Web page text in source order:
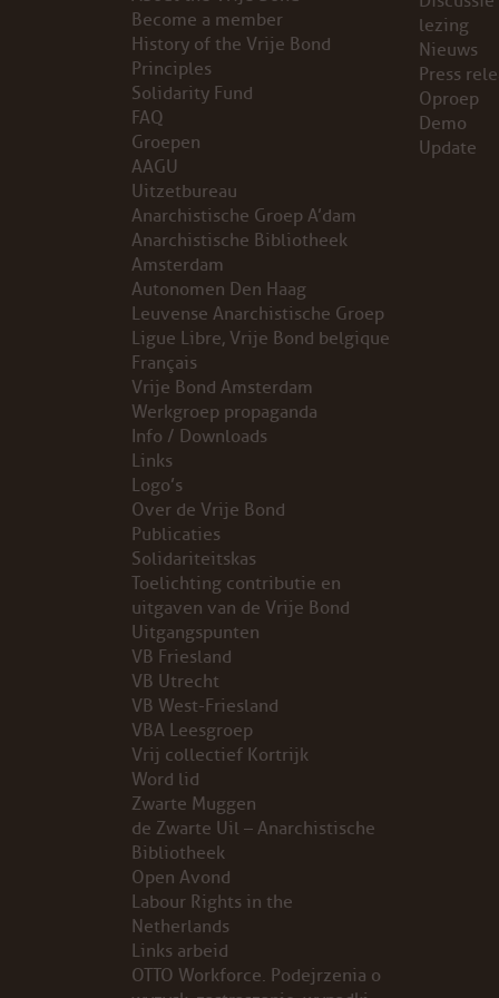
VB FRIESLAND
VB WEST-FRIESLAND
ZWARTE MUGGEN
WERKGROEP ARBEID
WERKGROEP PROPAGANDA
CAMPAGNES
ANARCHISME – EEN INTRODUCTIE
OTTO SLAVEFORCE
JUMBO DISTRIBUTIECENTRA EN OTTO WORKFORCE
PROBLEMY Z AGENCJA… PRACY TYMCZASOWEJ
KUNST-ANARCHISTISCHE DAG BAJEENKOMST
VERKIEZINGEN
BASTION BASTARDS
DE CRISIS VOORBIJ
CODE ZWART
FREE JOCK PALFREEMAN
BUITEN DE ORDE
Become a member
History of the Vrije Bond
Principles
Solidarity Fund
FAQ
Groepen
AAGU
Uitzetbureau
Anarchistische Groep A’dam
Anarchistische Bibliotheek
Amsterdam
Autonomen Den Haag
Leuvense Anarchistische Groep
Ligue Libre, Vrije Bond belgique
Français
Vrije Bond Amsterdam
Werkgroep propaganda
Info / Downloads
Links
Logo’s
Over de Vrije Bond
Publicaties
Solidariteitskas
Toelichting contributie en
uitgaven van de Vrije Bond
Uitgangspunten
VB Friesland
VB Utrecht
VB West-Friesland
VBA Leesgroep
Vrij collectief Kortrijk
Word lid
Zwarte Muggen
de Zwarte Uil – Anarchistische
Bibliotheek
Open Avond
Labour Rights in the
Netherlands
Links arbeid
OTTO Workforce. Podejrzenia o
lezing
Nieuws
Press
Oproep
Demo
Update